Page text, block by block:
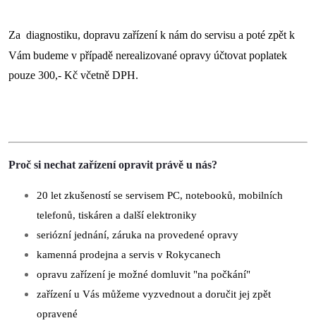
Za diagnostiku, dopravu zařízení k nám do servisu a poté zpět k
Vám budeme v případě nerealizované opravy účtovat poplatek
pouze 300,- Kč včetně DPH.
Proč si nechat zařízení opravit právě u nás?
20 let zkušeností se servisem PC, notebooků, mobilních
telefonů, tiskáren a další elektroniky
seriózní jednání, záruka na provedené opravy
kamenná prodejna a servis v Rokycanech
opravu zařízení je možné domluvit "na počkání"
zařízení u Vás můžeme vyzvednout a doručit jej zpět
opravené